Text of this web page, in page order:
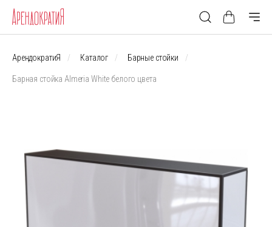
АрендократиЯ Каталог Барные стойки
Барная стойка Almeria White белого цвета